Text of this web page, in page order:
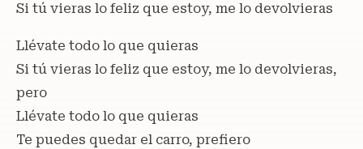
Si tú vieras lo feliz que estoy, me lo devolvieras
Llévate todo lo que quieras
Si tú vieras lo feliz que estoy, me lo devolvieras,
pero
Llévate todo lo que quieras
Te puedes quedar el carro, prefiero